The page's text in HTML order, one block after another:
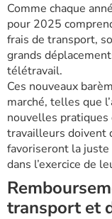
Comme chaque
pour 2025
frais de transport,
grands
télétravail.
Ces nouveaux
marché, telles que
nouvelles pratiques
travailleurs doivent
favoriseront la juste
dans l’exercice de
transport et